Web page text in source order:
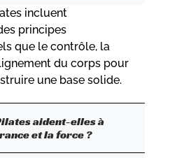
incluent
principes
que le contrôle, la
du corps pour
une base solide.
aident-elles à
et la force ?